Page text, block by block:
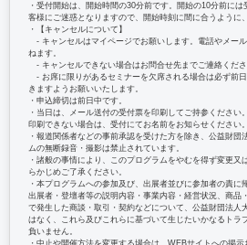
・受付開始は、開始時間の30分前です。開始の10分前に
客様にご迷惑となりますので、開始時刻に間に合うように
・【キャンセルについて】
‐ キャンセルはマイページでお願いします。電話やメー
ねます。
‐ キャンセルできない場合はお問合せ先までご連絡くださ
‐ お席に限りがあるセミナーを欠席される場合は必ず前
きますようお願いいたします。
・申込締切は前日中です。
・当日は、メール送付の受付票を印刷してご持参ください
印刷できない場合は、受付にてお名前をお知らせください。
・報道関係者などの事前承認を受けた方を除き、公益財団
ムの無断録音・撮影は禁止されています。
・諸般の事情により、このプログラムをやむを得ず変更又
らかじめご了承ください。
・本プログラムへの参加及び、出展者並びに参加者の責に
出展者・登壇者等の説明内容・事業内容・経営状況、商品
で発生した商談・取引・契約などについて、公益財団法人
はなく、これら及びこれらに基づいて生じたいかなるトラ
負いません。